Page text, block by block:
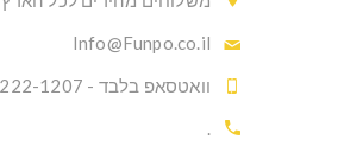
Info@Funpo.co.il
וואטסאפ בלבד - 054-222-1207
.